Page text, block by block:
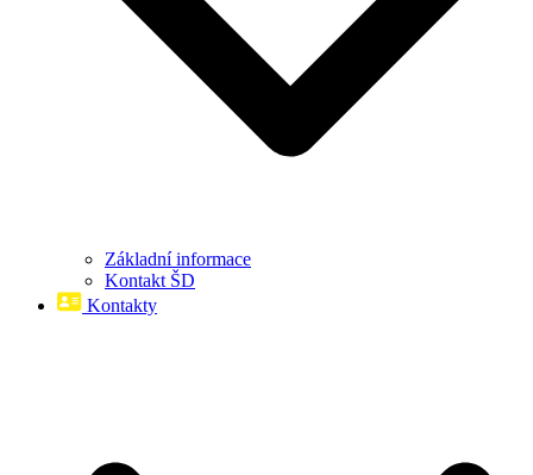
Základní informace
Kontakt ŠD
Kontakty